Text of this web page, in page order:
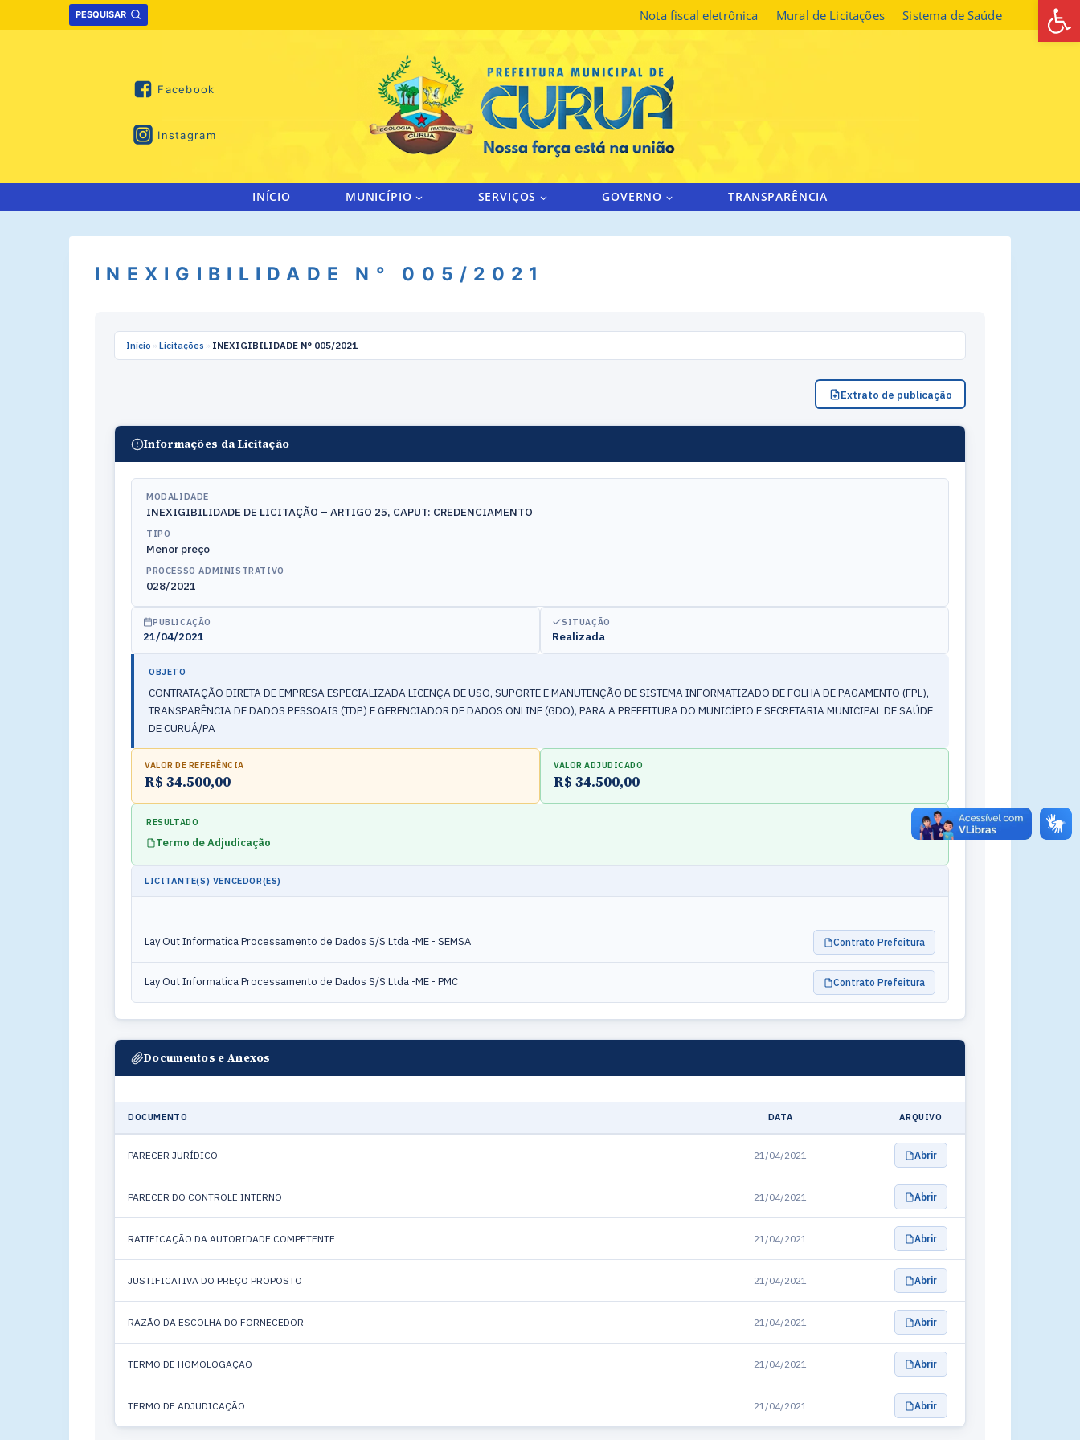
to
PESQUISAR Nota fiscal eletrônica Mural de Licitações Sistema de Saúde
Facebook
Instagram
INÍCIO MUNICÍPIO SERVIÇOS GOVERNO TRANSPARÊNCIA
INEXIGIBILIDADE N° 005/2021
Início » Licitações » INEXIGIBILIDADE N° 005/2021
Extrato de publicação
Informações da Licitação
MODALIDADE
INEXIGIBILIDADE DE LICITAÇÃO – ARTIGO 25, CAPUT: CREDENCIAMENTO
TIPO
Menor preço
PROCESSO ADMINISTRATIVO
028/2021
PUBLICAÇÃO
21/04/2021
SITUAÇÃO
Realizada
OBJETO
CONTRATAÇÃO DIRETA DE EMPRESA ESPECIALIZADA LICENÇA DE USO, SUPORTE E MANUTENÇÃO DE SISTEMA INFORMATIZADO DE FOLHA DE PAGAMENTO (FPL),
TRANSPARÊNCIA DE DADOS PESSOAIS (TDP) E GERENCIADOR DE DADOS ONLINE (GDO), PARA A PREFEITURA DO MUNICÍPIO E SECRETARIA MUNICIPAL DE SAÚDE
DE CURUÁ/PA
VALOR DE REFERÊNCIA
R$ 34.500,00
VALOR ADJUDICADO
R$ 34.500,00
RESULTADO
Termo de Adjudicação
LICITANTE(S) VENCEDOR(ES)
Lay Out Informatica Processamento de Dados S/S Ltda -ME - SEMSA Contrato Prefeitura
Lay Out Informatica Processamento de Dados S/S Ltda -ME - PMC Contrato Prefeitura
Documentos e Anexos
DOCUMENTO DATA ARQUIVO
PARECER JURÍDICO 21/04/2021 Abrir
PARECER DO CONTROLE INTERNO 21/04/2021 Abrir
RATIFICAÇÃO DA AUTORIDADE COMPETENTE 21/04/2021 Abrir
JUSTIFICATIVA DO PREÇO PROPOSTO 21/04/2021 Abrir
RAZÃO DA ESCOLHA DO FORNECEDOR 21/04/2021 Abrir
TERMO DE HOMOLOGAÇÃO 21/04/2021 Abrir
TERMO DE ADJUDICAÇÃO 21/04/2021 Abrir